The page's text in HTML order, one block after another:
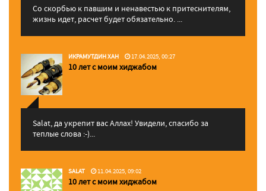
Со скорбью к павшим и ненавестью к притеснителям,
жизнь идет, расчет будет обязательно. ...
ИКРАМУТДИН ХАН 17.04.2025, 00:27
10 лет с моим хиджабом
Salat, да укрепит вас Аллаx! Увидели, спасибо за
теплые слова :-)...
SALAT 11.04.2025, 09:02
10 лет с моим хиджабом